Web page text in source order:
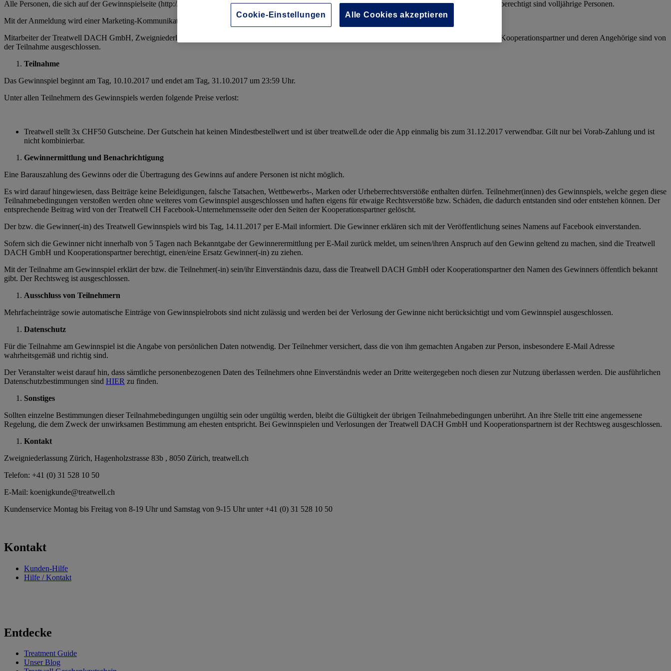
Alle Personen, die sich auf der Gewinnspielseite (http://cloud.treatwell-beauty.com/vote-uk?country=ch) abstimmen, nehmen an der Verlosung teil. Teilnahmeberechtigt sind volljährige Personen.
Mit der Anmeldung wird einer Marketing-Kommunikation per E-Mail durch die Treatwell DACH GmbH zugestimmt.
Mitarbeiter der Treatwell DACH GmbH, Zweigniederlassung Zürich, Hagenholzstrasse 83b , 8050 Zürich, Schweiz, sowie damit verbundene Unternehmen, Kooperationspartner und deren Angehörige sind von
der Teilnahme ausgeschlossen.
Teilnahme
Das Gewinnspiel beginnt am Tag, 10.10.2017 und endet am Tag, 31.10.2017 um 23:59 Uhr.
Unter allen Teilnehmern des Gewinnspiels werden folgende Preise verlost:
Treatwell stellt 3x CHF50 Gutscheine. Der Gutschein hat keinen Mindestbestellwert und ist über treatwell.de oder die App einmalig bis zum 31.12.2017 verwendbar. Gilt nur bei Vorab-Zahlung und ist
nicht kombinierbar.
Gewinnermittlung und Benachrichtigung
Eine Barauszahlung des Gewinns oder die Übertragung des Gewinns auf andere Personen ist nicht möglich.
Es wird darauf hingewiesen, dass Beiträge keine Beleidigungen, falsche Tatsachen, Wettbewerbs-, Marken oder Urheberrechtsverstöße enthalten dürfen. Teilnehmer(innen) des Gewinnspiels, welche gegen diese
Teilnahmebedingungen verstoßen werden ohne weiteres vom Gewinnspiel ausgeschlossen und haften eigens für etwaige Rechtsverstöße bzw. Schäden, die dadurch entstanden sind oder entstehen können. Der
entsprechende Beitrag wird von der Treatwell CH Facebook-Unternehmensseite oder den Seiten der Kooperationspartner gelöscht.
Der bzw. die Gewinner(-in) des Treatwell Gewinnspiels wird bis Tag, 14.11.2017 per E-Mail informiert. Die Gewinner erklären sich mit der Veröffentlichung seines Namens auf Facebook einverstanden.
Sofern sich die Gewinner nicht innerhalb von 5 Tagen nach Bekanntgabe der Gewinnerermittlung per E-Mail zurück meldet, um seinen/ihren Anspruch auf den Gewinn geltend zu machen, sind die Treatwell
DACH GmbH und Kooperationspartner berechtigt, einen/eine Ersatz Gewinner(-in) zu ziehen.
Mit der Teilnahme am Gewinnspiel erklärt der bzw. die Teilnehmer(-in) sein/ihr Einverständnis dazu, dass die Treatwell DACH GmbH oder Kooperationspartner den Namen des Gewinners öffentlich bekannt
gibt. Der Rechtsweg ist ausgeschlossen.
Ausschluss von Teilnehmern
Mehrfacheinträge sowie automatische Einträge von Gewinnspielrobots sind nicht zulässig und werden bei der Verlosung der Gewinne nicht berücksichtigt und vom Gewinnspiel ausgeschlossen.
Datenschutz
Für die Teilnahme am Gewinnspiel ist die Angabe von persönlichen Daten notwendig. Der Teilnehmer versichert, dass die von ihm gemachten Angaben zur Person, insbesondere E-Mail Adresse
wahrheitsgemäß und richtig sind.
Der Veranstalter weist darauf hin, dass sämtliche personenbezogenen Daten des Teilnehmers ohne Einverständnis weder an Dritte weitergegeben noch diesen zur Nutzung überlassen werden. Die ausführlichen
Datenschutzbestimmungen sind HIER zu finden.
Sonstiges
Sollten einzelne Bestimmungen dieser Teilnahmebedingungen ungültig sein oder ungültig werden, bleibt die Gültigkeit der übrigen Teilnahmebedingungen unberührt. An ihre Stelle tritt eine angemessene
Regelung, die dem Zweck der unwirksamen Bestimmung am ehesten entspricht. Bei Gewinnspielen und Verlosungen der Treatwell DACH GmbH und Kooperationspartnern ist der Rechtsweg ausgeschlossen.
Kontakt
Zweigniederlassung Zürich, Hagenholzstrasse 83b , 8050 Zürich, treatwell.ch
Telefon: +41 (0) 31 528 10 50
E-Mail: koenigkunde@treatwell.ch
Kundenservice Montag bis Freitag von 8-19 Uhr und Samstag von 9-15 Uhr unter +41 (0) 31 528 10 50
Kontakt
Kunden-Hilfe
Hilfe / Kontakt
Entdecke
Treatment Guide
Unser Blog
Alle Cookies akzeptieren
Cookie-Einstellungen